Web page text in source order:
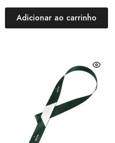
Adicionar ao carrinho